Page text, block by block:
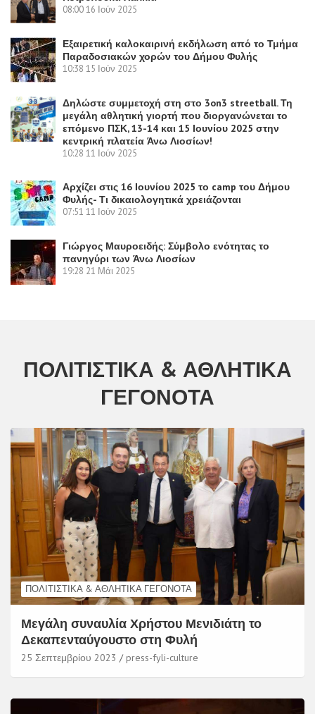
08:0016 Ιούν 2025
Εξαιρετική καλοκαιρινή εκδήλωση από το Τμήμα
Παραδοσιακών χορών του Δήμου Φυλής
10:38 15 Ιούν 2025
Δηλώστε συμμετοχή στη στο 3on3 streetball. Τη
μεγάλη αθλητική γιορτή που διοργανώνεται το
επόμενο ΠΣΚ, 13-14 και 15 Ιουνίου 2025 στην
κεντρική πλατεία Άνω Λιοσίων!
10:28 11 Ιούν 2025
Αρχίζει στις 16 Ιουνίου 2025 το camp του Δήμου
Φυλής- Τι δικαιολογητικά χρειάζονται
07:51 11 Ιούν 2025
Γιώργος Μαυροειδής: Σύμβολο ενότητας το
πανηγύρι των Άνω Λιοσίων
19:28 21 Μάι 2025
ΠΟΛΙΤΙΣΤΙΚΆ & ΑΘΛΗΤΙΚΆ
ΓΕΓΟΝΌΤΑ
ΠΟΛΙΤΙΣΤΙΚΆ & ΑΘΛΗΤΙΚΆ ΓΕΓΟΝΌΤΑ
Μεγάλη συναυλία Χρήστου Μενιδιάτη το
Δεκαπενταύγουστο στη Φυλή
25 Σεπτεμβρίου 2023 press-fyli-culture